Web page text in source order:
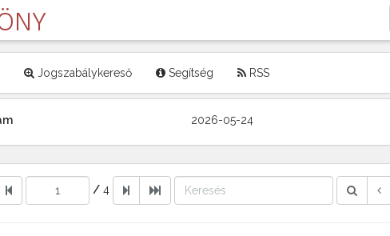
Jogszabálykereső Segítség RSS
2026-05-24
/ 4